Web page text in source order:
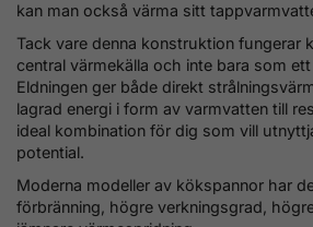
kan man också värma sitt
Tack vare denna konstruktion fungerar
central värmekälla och inte bara som
Eldningen ger både direkt
lagrad energi i form av varmvatten till
ideal kombination för dig som vill
potential.
Moderna modeller av kökspannor har
förbränning, högre verkningsgrad,